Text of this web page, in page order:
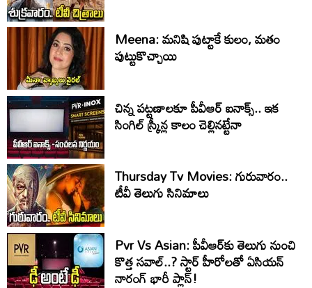
Meena: మనిషి పుట్టాకే కులం, మతం
పుట్టుకొచ్చాయి
చిన్న పట్టణాలకూ పీవీఆర్ ఐనాక్స్.. ఇక
సింగిల్ స్క్రీన్ల కాలం చెల్లినట్టేనా
Thursday Tv Movies: గురువారం..
టీవీ తెలుగు సినిమాలు
Pvr Vs Asian: పీవీఆర్‌కు తెలుగు నుంచి
కొత్త సవాల్..? స్టార్ హీరోలతో ఏసియన్
నారంగ్ భారీ ప్లాన్!